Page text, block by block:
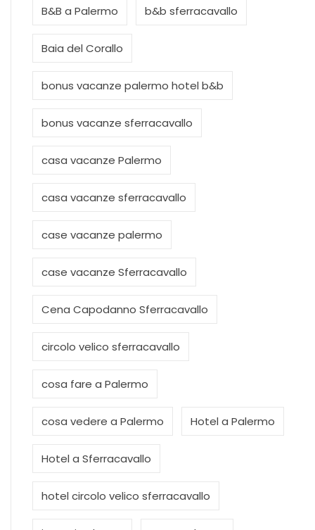
B&B a Palermo b&b sferracavallo
Baia del Corallo
bonus vacanze palermo hotel b&b
bonus vacanze sferracavallo
casa vacanze Palermo
casa vacanze sferracavallo
case vacanze palermo
case vacanze Sferracavallo
Cena Capodanno Sferracavallo
circolo velico sferracavallo
cosa fare a Palermo
cosa vedere a Palermo Hotel a Palermo
Hotel a Sferracavallo
hotel circolo velico sferracavallo